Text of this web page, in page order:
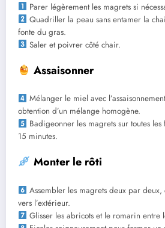
Parer légèrement les magrets si
Quadriller la peau sans entamer la
fonte du gras.
Saler et poivrer côté chair.
Assaisonner
Mélanger le miel avec
obtention d’un mélange homogène.
Badigeonner les magrets sur toutes
15 minutes.
Monter le rôti
Assembler les magrets deux par
vers l’extérieur.
Glisser les abricots et le romarin entre